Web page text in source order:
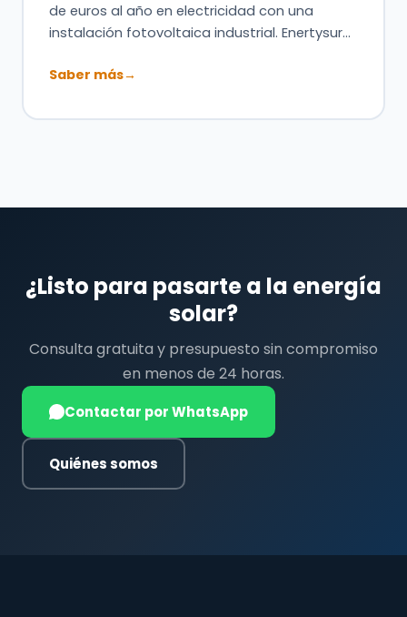
de euros al año en electricidad con una
instalación fotovoltaica industrial. Enertysur…
Saber más→
¿Listo para pasarte a la energía
solar?
Consulta gratuita y presupuesto sin compromiso
en menos de 24 horas.
Contactar por WhatsApp
Quiénes somos